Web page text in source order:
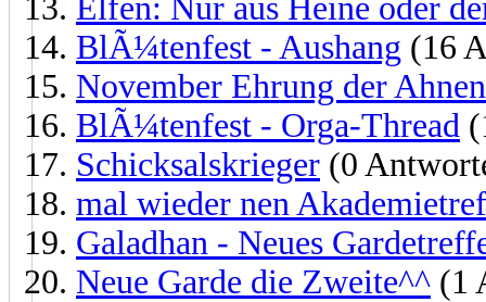
Elfen: Nur aus Heine oder
BlÃ¼tenfest - Aushang (16
November Ehrung der Ahnen
BlÃ¼tenfest - Orga-Thread
Schicksalskrieger (0
mal wieder nen
Galadhan - Neues
Neue Garde die Zweite^^ (1